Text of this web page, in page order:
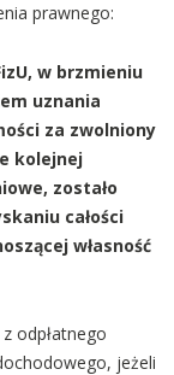
prawnego:
w brzmieniu
uznania
za zwolniony
kolejnej
zostało
całości
własność
odpłatnego
jeżeli